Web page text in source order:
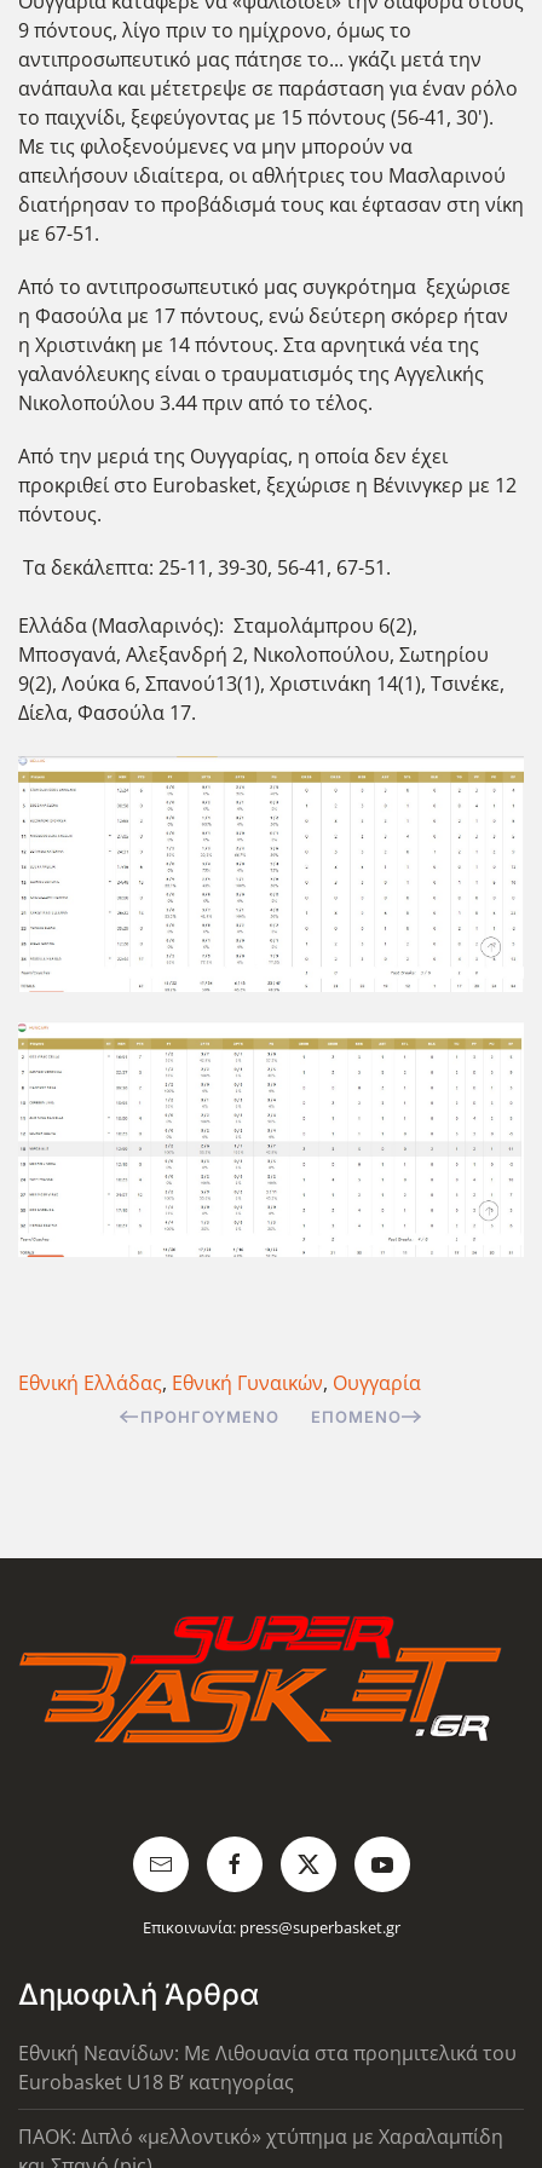
9 πόντους, λίγο πριν το ημίχρονο, όμως το
αντιπροσωπευτικό μας πάτησε το... γκάζι μετά την
ανάπαυλα και μέτετρεψε σε παράσταση για έναν ρόλο
το παιχνίδι, ξεφεύγοντας με 15 πόντους (56-41, 30').
Με τις φιλοξενούμενες να μην μπορούν να
απειλήσουν ιδιαίτερα, οι αθλήτριες του Μασλαρινού
διατήρησαν το προβάδισμά τους και έφτασαν στη νίκη
με 67-51.
Από το αντιπροσωπευτικό μας συγκρότημα ξεχώρισε
η Φασούλα με 17 πόντους, ενώ δεύτερη σκόρερ ήταν
η Χριστινάκη με 14 πόντους. Στα αρνητικά νέα της
γαλανόλευκης είναι ο τραυματισμός της Αγγελικής
Νικολοπούλου 3.44 πριν από το τέλος.
Από την μεριά της Ουγγαρίας, η οποία δεν έχει
προκριθεί στο Eurobasket, ξεχώρισε η Βένινγκερ με 12
πόντους.
Τα δεκάλεπτα: 25-11, 39-30, 56-41, 67-51.
Ελλάδα (Μασλαρινός): Σταμολάμπρου 6(2),
Μποσγανά, Αλεξανδρή 2, Νικολοπούλου, Σωτηρίου
9(2), Λούκα 6, Σπανού13(1), Χριστινάκη 14(1), Τσινέκε,
Δίελα, Φασούλα 17.
Εθνική Ελλάδας, Εθνική Γυναικών, Ουγγαρία
ΠΡΟΗΓΟΎΜΕΝΟ ΕΠΌΜΕΝΟ
Επικοινωνία: press@superbasket.gr
Δημοφιλή Άρθρα
Εθνική Νεανίδων: Με Λιθουανία στα προημιτελικά του
Eurobasket U18 Β’ κατηγορίας
ΠΑΟΚ: Διπλό «μελλοντικό» χτύπημα με Χαραλαμπίδη